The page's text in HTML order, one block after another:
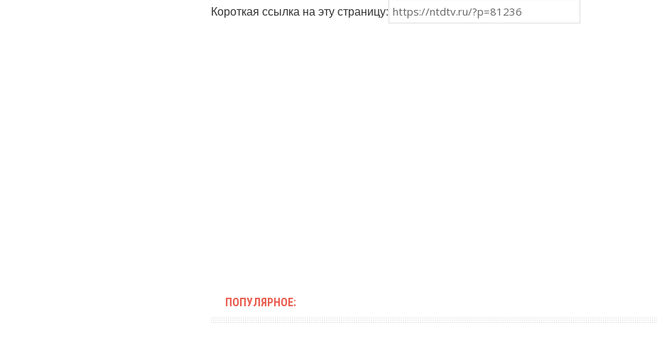
Короткая ссылка на эту страницу:
ПОПУЛЯРНОЕ: